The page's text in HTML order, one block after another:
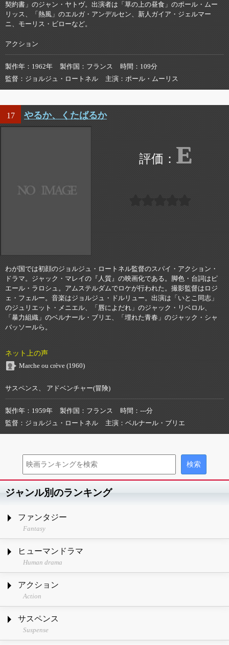
契約書」のジャン・ヤトヴ。出演者は「草の上の昼食」のポール・ムー
リッス、「熱風」のエルガ・アンデルセン、新人ガイア・ジェルマー
ニ、モーリス・ビローなど。
アクション
製作年 1962年 製作国 フランス 時間
109分
監督
ジョルジュ・ロートネル 主演 ポール・ムーリス
17 やるか、くたばるか
E
わが国では初顔のジョルジュ・ロートネル監督のスパイ・アクション・
ドラマ。ジャック・マレイの『人質』の映画化である。脚色・台詞はピ
エール・ラロシュ。アムステルダムでロケが行われた。撮影監督はロジ
ェ・フェルー。音楽はジョルジュ・ドルリュー。出演は「いとこ同志」
のジュリエット・メニエル、「唇によだれ」のジャック・リベロル、
「暴力組織」のベルナール・ブリエ、「埋れた青春」のジャック・シャ
バッソールら。
ネット上の声
Marche ou crève (1960)
サスペンス、 アドベンチャー(冒険)
製作年 1959年 製作国 フランス 時間
---分
監督
ジョルジュ・ロートネル 主演 ベルナール・ブリエ
ジャンル別のランキング
ファンタジー
Fantasy
ヒューマンドラマ
Human drama
アクション
Action
サスペンス
Suspense